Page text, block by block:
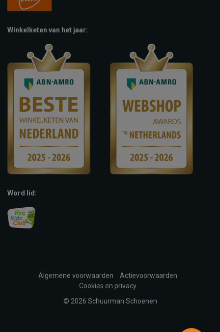
Winkelketen van het jaar:
Word lid:
Algemene voorwaarden
Actievoorwaarden
Cookies en privacy
© 2026 Schuurman Schoenen